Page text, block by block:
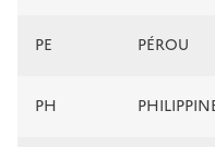
PE PÉROU
PH